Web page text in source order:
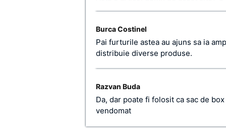
Burca Costinel
Pai furturile astea au ajuns sa ia
distribuie diverse produse.
Razvan Buda
Da, dar poate fi folosit ca sac de
vendomat